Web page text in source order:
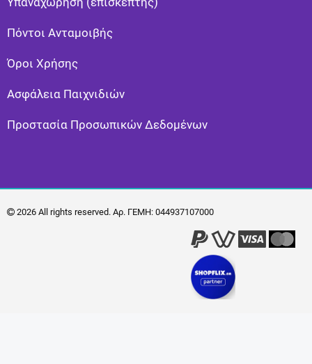
Πόντοι Ανταμοιβής
Όροι Χρήσης
Ασφάλεια Παιχνιδιών
Προστασία Προσωπικών Δεδομένων
2026 All rights reserved. Αρ. ΓΕΜΗ: 044937107000